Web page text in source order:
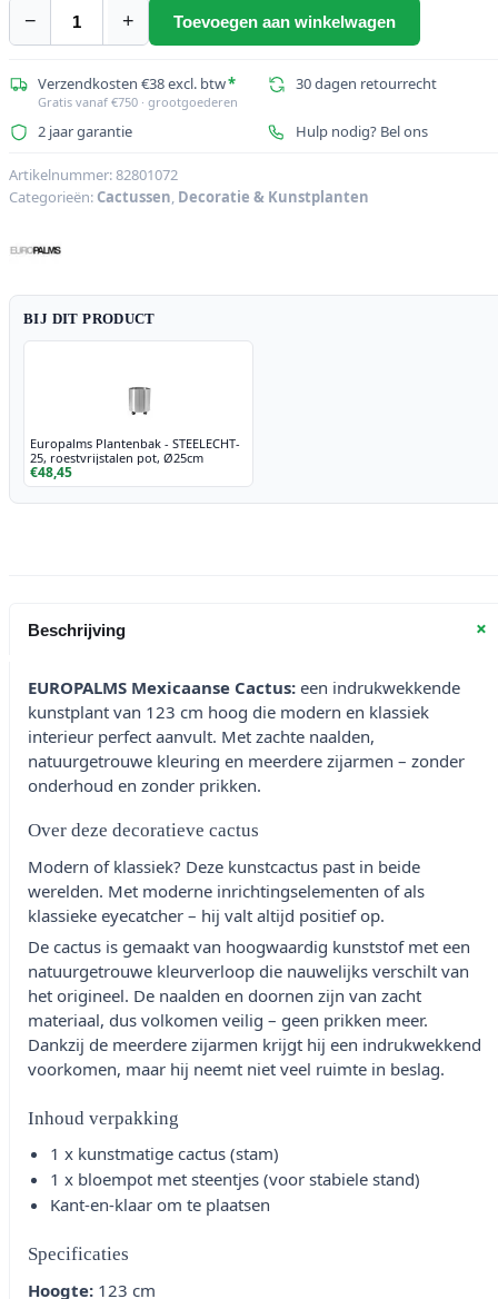
−
EUROPALMS
Cactus,
kunstplant,
groen,
aantal
+ Toevoegen aan winkelwagen
Verzendkosten €38 excl. btw*
Gratis vanaf €750 · grootgoederen
30 dagen retourrecht
2 jaar garantie Hulp nodig? Bel ons
Artikelnummer:82801072
Categorieën: Cactussen, Decoratie & Kunstplanten
BIJ DIT PRODUCT
Europalms Plantenbak - STEELECHT-
25, roestvrijstalen pot, Ø25cm
€48,45
Beschrijving +
EUROPALMS Mexicaanse Cactus: een indrukwekkende
kunstplant van 123 cm hoog die modern en klassiek
interieur perfect aanvult. Met zachte naalden,
natuurgetrouwe kleuring en meerdere zijarmen – zonder
onderhoud en zonder prikken.
Over deze decoratieve cactus
Modern of klassiek? Deze kunstcactus past in beide
werelden. Met moderne inrichtingselementen of als
klassieke eyecatcher – hij valt altijd positief op.
De cactus is gemaakt van hoogwaardig kunststof met een
natuurgetrouwe kleurverloop die nauwelijks verschilt van
het origineel. De naalden en doornen zijn van zacht
materiaal, dus volkomen veilig – geen prikken meer.
Dankzij de meerdere zijarmen krijgt hij een indrukwekkend
voorkomen, maar hij neemt niet veel ruimte in beslag.
Inhoud verpakking
1 x kunstmatige cactus (stam)
1 x bloempot met steentjes (voor stabiele stand)
Kant-en-klaar om te plaatsen
Specificaties
Hoogte: 123 cm